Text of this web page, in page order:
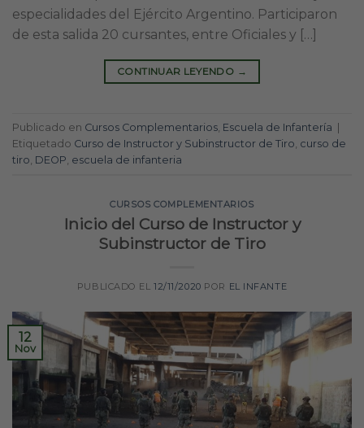
especialidades del Ejército Argentino. Participaron
de esta salida 20 cursantes, entre Oficiales y […]
CONTINUAR LEYENDO →
Publicado en Cursos Complementarios Escuela de Infantería |
Etiquetado Curso de Instructor y Subinstructor de Tiro curso de
tiro DEOP escuela de infanteria
CURSOS COMPLEMENTARIOS
Inicio del Curso de Instructor y
Subinstructor de Tiro
PUBLICADO EL12/11/2020 POR EL INFANTE
12
Nov